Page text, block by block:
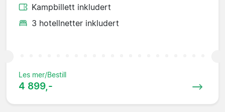
Kampbillett inkludert
3 hotellnetter inkludert
Les mer/Bestill
4 899,-